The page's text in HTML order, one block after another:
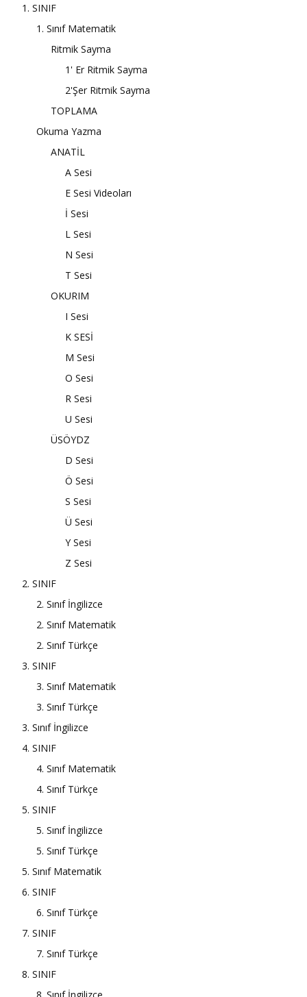
1. SINIF
1. Sınıf Matematik
Ritmik Sayma
1' Er Ritmik Sayma
2'Şer Ritmik Sayma
TOPLAMA
Okuma Yazma
ANATİL
A Sesi
E Sesi Videoları
İ Sesi
L Sesi
N Sesi
T Sesi
OKURIM
I Sesi
K SESİ
M Sesi
O Sesi
R Sesi
U Sesi
ÜSÖYDZ
D Sesi
Ö Sesi
S Sesi
Ü Sesi
Y Sesi
Z Sesi
2. SINIF
2. Sınıf İngilizce
2. Sınıf Matematik
2. Sınıf Türkçe
3. SINIF
3. Sınıf Matematik
3. Sınıf Türkçe
3. Sınıf İngilizce
4. SINIF
4. Sınıf Matematik
4. Sınıf Türkçe
5. SINIF
5. Sınıf İngilizce
5. Sınıf Türkçe
5. Sınıf Matematik
6. SINIF
6. Sınıf Türkçe
7. SINIF
7. Sınıf Türkçe
8. SINIF
8. Sınıf İngilizce